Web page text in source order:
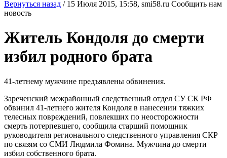
Вернуться назад / 15 Июля 2015, 15:58, smi58.ru Сообщить нам
новость
Житель Кондоля до смерти
избил родного брата
41-летнему мужчине предъявлены обвинения.
Зареченский межрайонный следственный отдел СУ СК РФ
обвинил 41-летнего жителя Кондоля в нанесении тяжких
телесных повреждений, повлекших по неосторожности
смерть потерпевшего, сообщила старший помощник
руководителя регионального следственного управления СКР
по связям со СМИ Людмила Фомина. Мужчина до смерти
избил собственного брата.